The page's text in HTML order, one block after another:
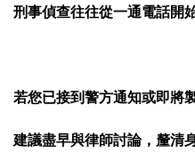
刑事偵查往往從一通電話開始
若您已接到警方通知或即將
建議盡早與律師討論，釐清